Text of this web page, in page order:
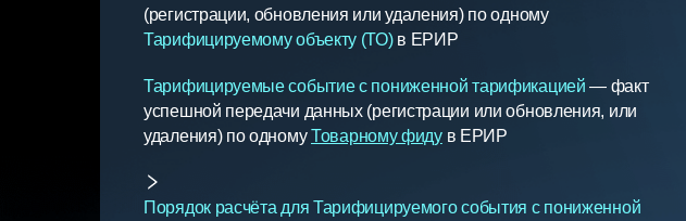
(регистрации, обновления или удаления) по одному
Тарифицируемому объекту (ТО)в ЕРИР
Тарифицируемые событие с пониженной тарификацией — факт
успешной передачи данных (регистрации или обновления, или
удаления) по одному Товарному фиду в ЕРИР
Порядок расчёта для Тарифицируемого события с пониженной